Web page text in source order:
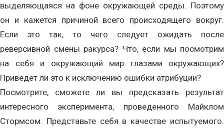
выделяющаяся на фоне окружающей среды. Поэтому
он и кажется причиной всего происходящего вокруг.
Если это так, то чего следует ожидать после
реверсивной смены ракурса? Что, если мы посмотрим
на себя и окружающий мир глазами окружающих?
Приведет ли это к исключению ошибки атрибуции?
Посмотрите, сможете ли вы предсказать результат
интересного эксперимента, проведенного Майклом
Стормсом. Представьте себя в качестве испытуемого.